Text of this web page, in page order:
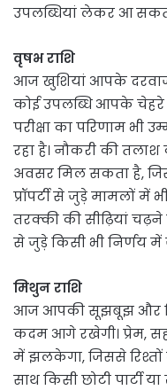
उपलब्धियां लेकर आ
वृषभ राशि
आज खुशियां आपके
कोई उपलब्धि आपके चेहरे
परीक्षा का परिणाम
रहा है। नौकरी की
अवसर मिल सकता है,
प्रॉपर्टी से जुड़े मामलों में
तरक्की की सीढ़ियां
से जुड़े किसी भी निर्णय
मिथुन राशि
आज आपकी सूझबूझ और
कदम आगे रखेगी। प्रेम,
में झलकेगा, जिससे
साथ किसी छोटी